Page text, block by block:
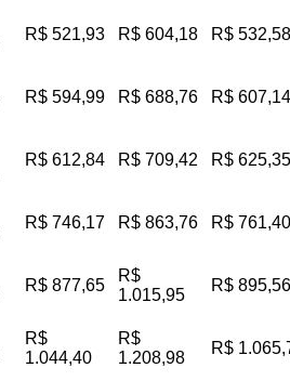
R$ 521,93 R$ 604,18 R$ 532,58
R$ 594,99 R$ 688,76 R$ 607,14
R$ 612,84 R$ 709,42 R$ 625,35
R$ 746,17 R$ 863,76 R$ 761,40
R$ 877,65
R$
1.015,95
R$ 895,56
R$
1.044,40
R$
1.208,98
R$